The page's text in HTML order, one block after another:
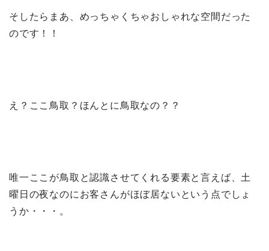
そしたらまあ、めっちゃくちゃおしゃれな空間だった
のです！！
え？ここ鳥取？ほんとに鳥取なの？？
唯一ここが鳥取と認識させてくれる要素と言えば、土
曜日の夜なのにお客さんがほぼ居ないという点でしょ
うか・・・。